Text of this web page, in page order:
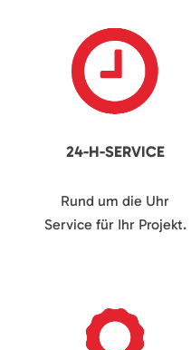
24-H-SERVICE
Rund um die Uhr
Service für Ihr Projekt.